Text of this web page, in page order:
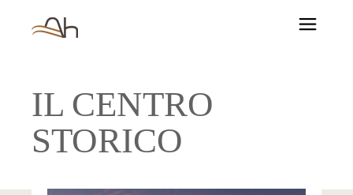
IL CENTRO
STORICO